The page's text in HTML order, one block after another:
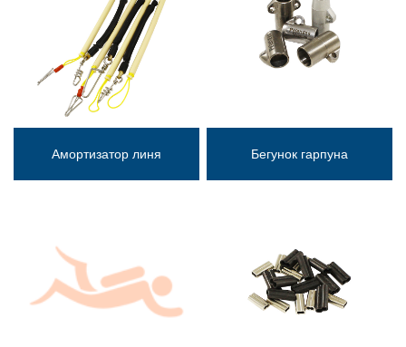
Амортизатор линя Бегунок гарпуна